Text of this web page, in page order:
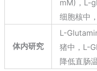
mM)，L-
细胞核中
体内研究
L-
猪中，L-
降低直肠